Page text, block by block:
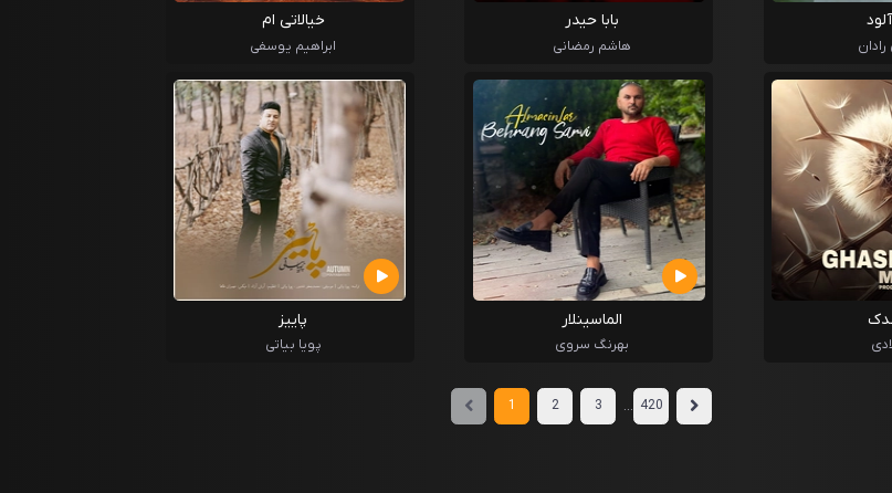
بابا حیدر
هاشم رمضانی
خیالاتی ام
ابراهیم یوسفی
الماسینلار
بهرنگ سروی
پاییز
پویا بیاتی
1 2 3 ... 420